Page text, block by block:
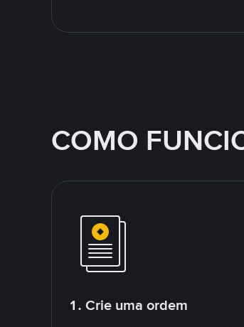
COMO
1. Crie uma ordem